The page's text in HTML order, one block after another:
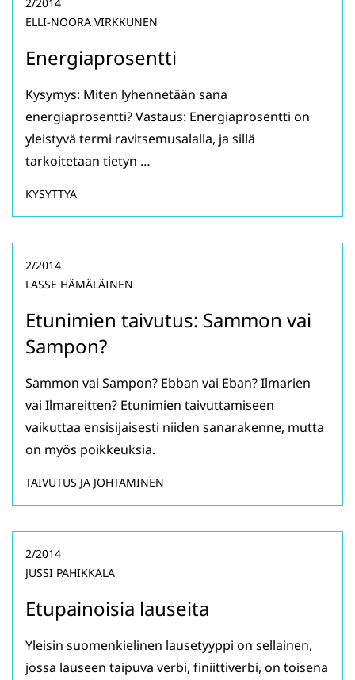
Energiaprosentti
ELLI-NOORA VIRKKUNEN
Kysymys: Miten lyhennetään sana
energiaprosentti? Vastaus: Energiaprosentti on
yleistyvä termi ravitsemusalalla, ja sillä
tarkoitetaan tietyn …
KYSYTTYÄ
Etunimien taivutus: Sammon vai
Sampon?
2/2014
LASSE HÄMÄLÄINEN
Sammon vai Sampon? Ebban vai Eban? Ilmarien
vai Ilmareitten? Etunimien taivuttamiseen
vaikuttaa ensisijaisesti niiden sanarakenne, mutta
on myös poikkeuksia.
TAIVUTUS JA JOHTAMINEN
Etupainoisia lauseita
2/2014
JUSSI PAHIKKALA
Yleisin suomenkielinen lausetyyppi on sellainen,
jossa lauseen taipuva verbi, finiittiverbi, on toisena